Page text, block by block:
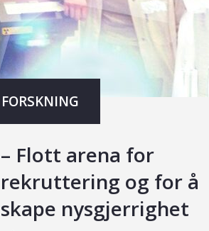
FORSKNING
– Flott arena for
rekruttering og for å
skape nysgjerrighet